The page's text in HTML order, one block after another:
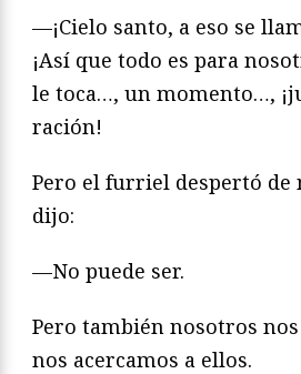
—¡Cielo santo, a eso se
¡Así que todo es para
le toca…, un momento…,
ración!
Pero el furriel despertó de
dijo:
—No puede ser.
Pero también nosotros
nos acercamos a ellos.